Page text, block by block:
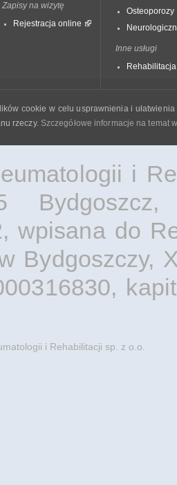
Zapisy na wizytę
Rejestracja online
Osteoporozy
Inne usługi
Rehabilitacja
cookie w celu usprawnienia i
rzeczy. Szczegółowe informacje na temat
i
Bydgoszcz,
wpisana do
Bydgoszczy,
i Rehabilitacji sp. z o.o.